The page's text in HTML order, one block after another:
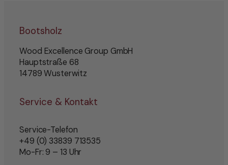
Bootsholz
Wood Excellence Group GmbH
Hauptstraße 68
14789 Wusterwitz
Service & Kontakt
Service-Telefon
+49 (0) 33839 713535
Mo-Fr: 9 – 13 Uhr